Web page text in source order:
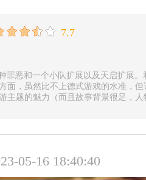
7.7
罪恶和一个小队扩展以及天启扩展
面，虽然比不上德式游戏的水准，
主题的魅力（而且故事背景很足，
不慎，充满力量的化身必将索去英
错，而作为拓展中的天启和天启四
05-16 18:40:40